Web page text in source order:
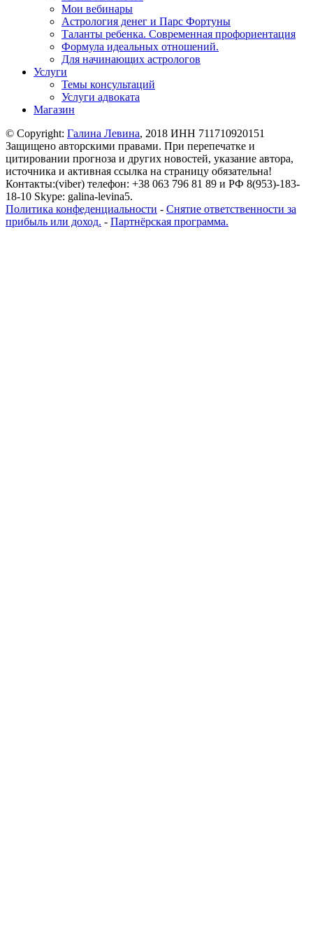
Мои вебинары
Астрология денег и Парс Фортуны
Таланты ребенка. Современная профориентация
Формула идеальных отношений.
Для начинающих астрологов
Услуги
Темы консультаций
Услуги адвоката
Магазин
© Copyright: Галина Левина, 2018 ИНН 711710920151
Защищено авторскими правами. При перепечатке и
цитировании прогноза и других новостей, указание автора,
источника и активная ссылка на страницу обязательна!
Контакты:(viber) телефон: +38 063 796 81 89 и РФ 8(953)-183-
18-10 Skype: galina-levina5.
Политика конфеденциальности - Снятие ответственности за
прибыль или доход. - Партнёрская программа.